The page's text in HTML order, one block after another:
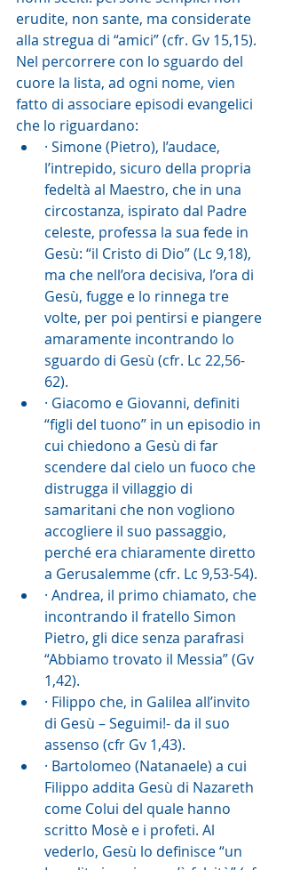
erudite, non sante, ma considerate
alla stregua di “amici” (cfr. Gv 15,15).
Nel percorrere con lo sguardo del
cuore la lista, ad ogni nome, vien
fatto di associare episodi evangelici
che lo riguardano:
· Simone (Pietro), l’audace,
l’intrepido, sicuro della propria
fedeltà al Maestro, che in una
circostanza, ispirato dal Padre
celeste, professa la sua fede in
Gesù: “il Cristo di Dio” (Lc 9,18),
ma che nell’ora decisiva, l’ora di
Gesù, fugge e lo rinnega tre
volte, per poi pentirsi e piangere
amaramente incontrando lo
sguardo di Gesù (cfr. Lc 22,56-
62).
· Giacomo e Giovanni, definiti
“figli del tuono” in un episodio in
cui chiedono a Gesù di far
scendere dal cielo un fuoco che
distrugga il villaggio di
samaritani che non vogliono
accogliere il suo passaggio,
perché era chiaramente diretto
a Gerusalemme (cfr. Lc 9,53-54).
· Andrea, il primo chiamato, che
incontrando il fratello Simon
Pietro, gli dice senza parafrasi
“Abbiamo trovato il Messia” (Gv
1,42).
· Filippo che, in Galilea all’invito
di Gesù – Seguimi!- da il suo
assenso (cfr Gv 1,43).
· Bartolomeo (Natanaele) a cui
Filippo addita Gesù di Nazareth
come Colui del quale hanno
scritto Mosè e i profeti. Al
vederlo, Gesù lo definisce “un